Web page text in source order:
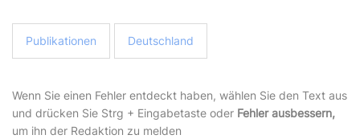
Publikationen Deutschland
Wenn Sie einen Fehler entdeckt haben, wählen Sie den Text aus
und drücken Sie Strg + Eingabetaste oder Fehler ausbessern,
um ihn der Redaktion zu melden